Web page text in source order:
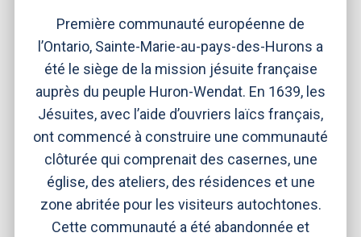
Première communauté européenne de
l’Ontario, Sainte-Marie-au-pays-des-Hurons a
été le siège de la mission jésuite française
auprès du peuple Huron-Wendat. En 1639, les
Jésuites, avec l’aide d’ouvriers laïcs français,
ont commencé à construire une communauté
clôturée qui comprenait des casernes, une
église, des ateliers, des résidences et une
zone abritée pour les visiteurs autochtones.
Cette communauté a été abandonnée et